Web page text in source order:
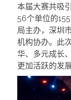
本届大赛共吸
56个单位的
局主办，深圳
机构协办。此
华、多元成长
更加活跃的发